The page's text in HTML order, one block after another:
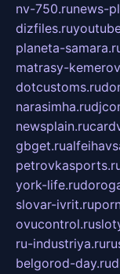
nv-750.runews-
dizfiles.ru
planeta-
matrasy-
dotcustoms.ru
narasimha.ru
newsplain.ru
gbget.ru
york-life.ru
slovar-ivrit.ru
ovucontrol.ru
ru-industriya.ru
belgorod-day.ru